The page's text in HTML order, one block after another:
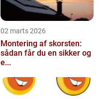
02 marts 2026
Montering af skorsten:
sådan får du en sikker og
e...